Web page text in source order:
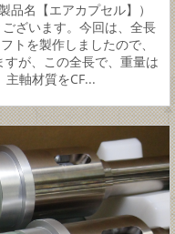
名【エアカプセル】）
ざいます。今回は、全長
トを製作しましたので、
が、この全長で、重量は
軸材質をCF...